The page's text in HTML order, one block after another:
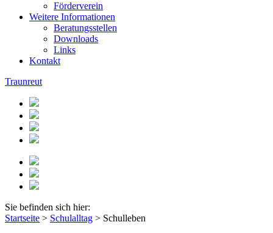
Förderverein
Weitere Informationen
Beratungsstellen
Downloads
Links
Kontakt
Traunreut
Sie befinden sich hier:
Startseite > Schulalltag > Schulleben